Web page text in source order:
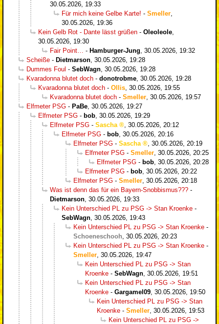
30.05.2026, 19:33
Für mich keine Gelbe Karte! - Smeller
30.05.2026, 19:36
Kein Gelb Rot - Dante lässt grüßen - Oleoleole
30.05.2026, 19:30
Fair Point…
- Hamburger-Jung 30.05.2026, 19:32
Scheiße - Dietmarson 30.05.2026, 19:28
Dummes Foul - SebWagn 30.05.2026, 19:28
Kvaradonna blutet doch - donotrobme 30.05.2026, 19:28
Kvaradonna blutet doch - Ollis 30.05.2026, 19:55
Kvaradonna blutet doch - Smeller 30.05.2026, 19:57
Elfmeter PSG - PaBe 30.05.2026, 19:27
Elfmeter PSG - bob 30.05.2026, 19:29
Elfmeter PSG - Sascha
30.05.2026, 20:12
Elfmeter PSG - bob 30.05.2026, 20:16
Elfmeter PSG - Sascha
30.05.2026, 20:19
Elfmeter PSG - Smeller 30.05.2026, 20:25
Elfmeter PSG - bob 30.05.2026, 20:28
Elfmeter PSG - bob 30.05.2026, 20:22
Elfmeter PSG - Smeller 30.05.2026, 20:18
Was ist denn das für ein Bayern-Snobbismus??? -
Dietmarson 30.05.2026, 19:33
Kein Unterschied PL zu PSG -> Stan Kroenke -
SebWagn 30.05.2026, 19:43
Kein Unterschied PL zu PSG -> Stan Kroenke -
Schoeneschooh 30.05.2026, 20:23
Kein Unterschied PL zu PSG -> Stan Kroenke -
Smeller 30.05.2026, 19:47
Kein Unterschied PL zu PSG -> Stan
Kroenke - SebWagn 30.05.2026, 19:51
Kein Unterschied PL zu PSG -> Stan
Kroenke - Gargamel09 30.05.2026, 19:50
Kein Unterschied PL zu PSG -> Stan
Kroenke - Smeller 30.05.2026, 19:53
Kein Unterschied PL zu PSG ->